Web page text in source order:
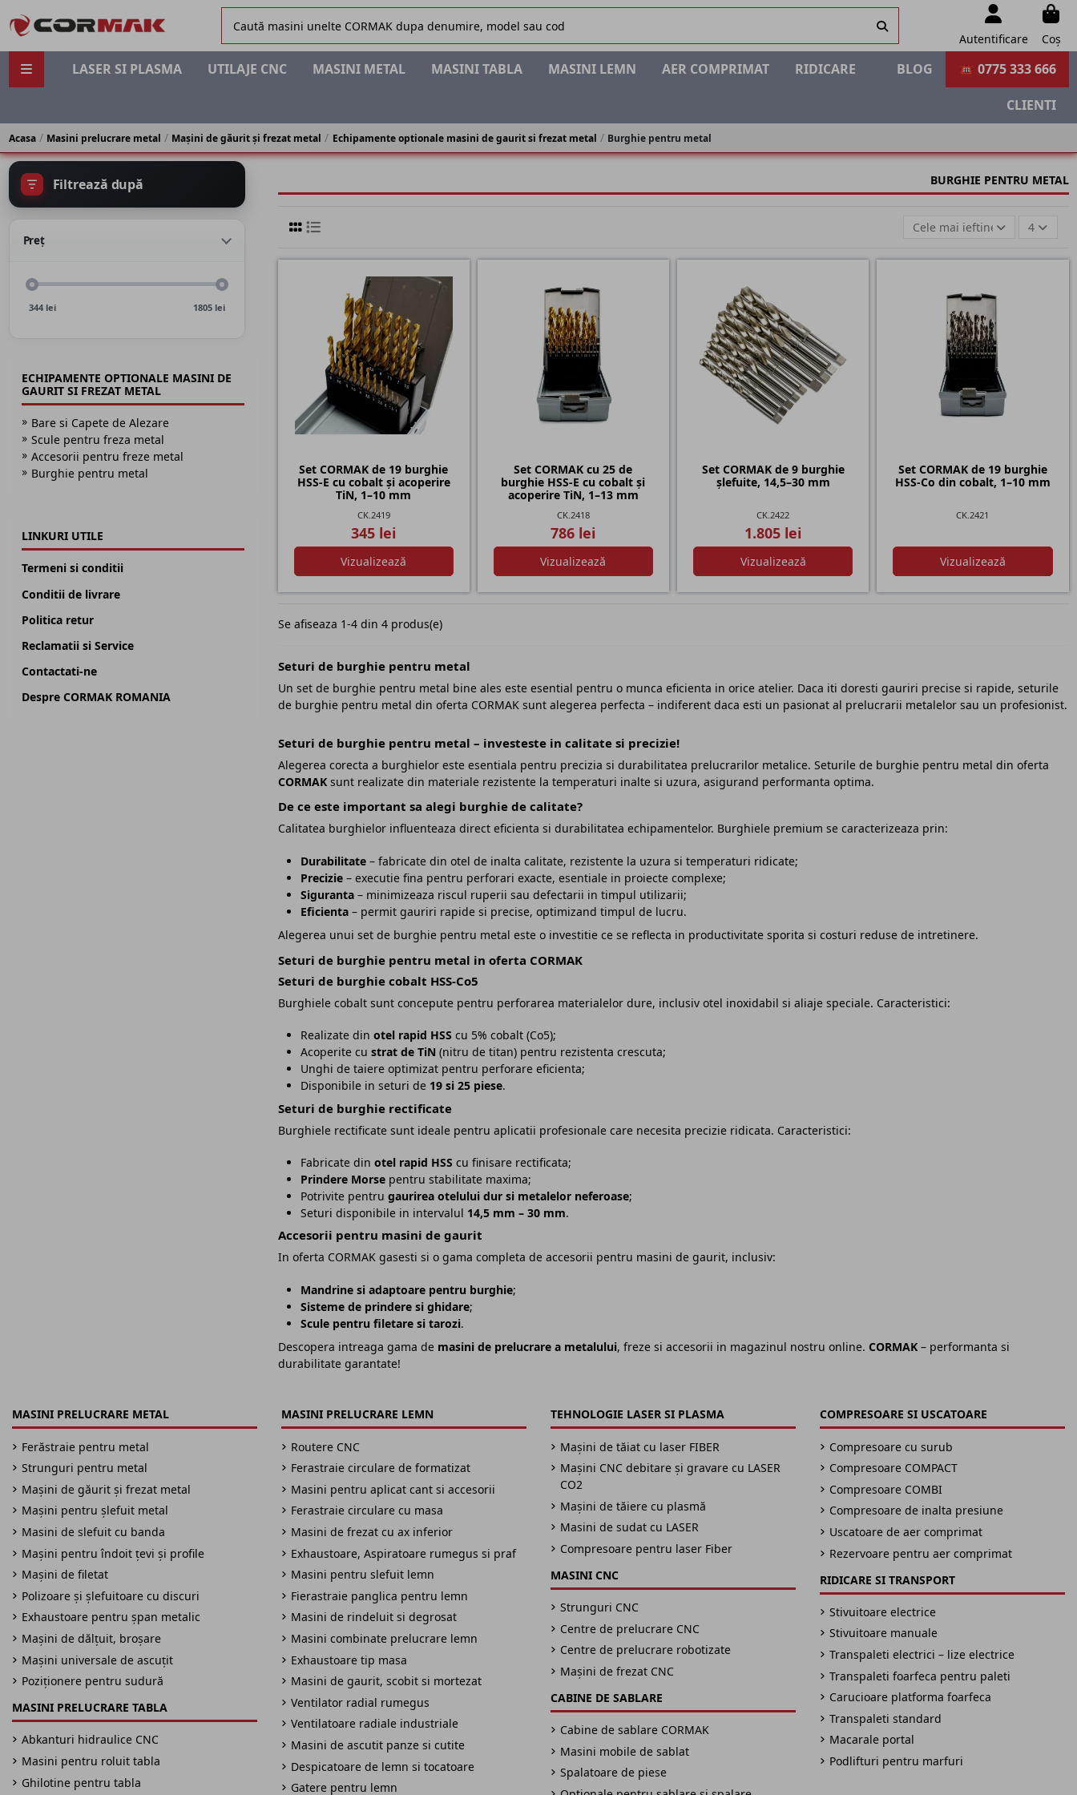
Autentificare Coș
☎ 0775 333 666
LASER SI PLASMA UTILAJE CNC MASINI METAL MASINI TABLA MASINI LEMN AER COMPRIMAT RIDICARE BLOG
CLIENTI
Acasa Masini prelucrare metal Mașini de găurit și frezat metal Echipamente optionale masini de gaurit si frezat metal Burghie pentru metal
BURGHIE PENTRU METAL
Cele mai ieftine 4
Set CORMAK de 19 burghie
HSS-E cu cobalt și acoperire
TiN, 1–10 mm
CK.2419
345 lei
Vizualizează
Set CORMAK cu 25 de
burghie HSS-E cu cobalt și
acoperire TiN, 1–13 mm
CK.2418
786 lei
Vizualizează
Set CORMAK de 9 burghie
șlefuite, 14,5–30 mm
CK.2422
1.805 lei
Vizualizează
Set CORMAK de 19 burghie
HSS-Co din cobalt, 1–10 mm
CK.2421
Vizualizează
Se afiseaza 1-4 din 4 produs(e)
Seturi de burghie pentru metal
Un set de burghie pentru metal bine ales este esential pentru o munca eficienta in orice atelier. Daca iti doresti gauriri precise si rapide, seturile
de burghie pentru metal din oferta CORMAK sunt alegerea perfecta – indiferent daca esti un pasionat al prelucrarii metalelor sau un profesionist.
Seturi de burghie pentru metal – investeste in calitate si precizie!
Alegerea corecta a burghielor este esentiala pentru precizia si durabilitatea prelucrarilor metalice. Seturile de burghie pentru metal din oferta
CORMAKsunt realizate din materiale rezistente la temperaturi inalte si uzura, asigurand performanta optima.
De ce este important sa alegi burghie de calitate?
Calitatea burghielor influenteaza direct eficienta si durabilitatea echipamentelor. Burghiele premium se caracterizeaza prin:
Durabilitate– fabricate din otel de inalta calitate, rezistente la uzura si temperaturi ridicate;
Precizie– executie fina pentru perforari exacte, esentiale in proiecte complexe;
Siguranta– minimizeaza riscul ruperii sau defectarii in timpul utilizarii;
Eficienta– permit gauriri rapide si precise, optimizand timpul de lucru.
Alegerea unui set de burghie pentru metal este o investitie ce se reflecta in productivitate sporita si costuri reduse de intretinere.
Seturi de burghie pentru metal in oferta CORMAK
Seturi de burghie cobalt HSS-Co5
Burghiele cobalt sunt concepute pentru perforarea materialelor dure, inclusiv otel inoxidabil si aliaje speciale. Caracteristici:
Realizate din otel rapid HSS cu 5% cobalt (Co5);
Acoperite cu strat de TiN (nitru de titan) pentru rezistenta crescuta;
Unghi de taiere optimizat pentru perforare eficienta;
Disponibile in seturi de 19 si 25 piese.
Seturi de burghie rectificate
Burghiele rectificate sunt ideale pentru aplicatii profesionale care necesita precizie ridicata. Caracteristici:
Fabricate din otel rapid HSS cu finisare rectificata;
Prindere Morsepentru stabilitate maxima;
Potrivite pentru gaurirea otelului dur si metalelor neferoase;
Seturi disponibile in intervalul 14,5 mm – 30 mm.
Accesorii pentru masini de gaurit
In oferta CORMAK gasesti si o gama completa de accesorii pentru masini de gaurit, inclusiv:
Mandrine si adaptoare pentru burghie;
Sisteme de prindere si ghidare;
Scule pentru filetare si tarozi.
Descopera intreaga gama de masini de prelucrare a metalului, freze si accesorii in magazinul nostru online. CORMAK– performanta si
durabilitate garantate!
Filtrează după
Preț
344lei 1805 lei
ECHIPAMENTE OPTIONALE MASINI DE
GAURIT SI FREZAT METAL
Bare si Capete de Alezare
Scule pentru freza metal
Accesorii pentru freze metal
Burghie pentru metal
LINKURI UTILE
Termeni si conditii
Conditii de livrare
Politica retur
Reclamatii si Service
Contactati-ne
Despre CORMAK ROMANIA
MASINI PRELUCRARE METAL
Ferăstraie pentru metal
Strunguri pentru metal
Mașini de găurit și frezat metal
Mașini pentru șlefuit metal
Masini de slefuit cu banda
Mașini pentru îndoit țevi și profile
Mașini de filetat
Polizoare și șlefuitoare cu discuri
Exhaustoare pentru șpan metalic
Mașini de dălțuit, broșare
Mașini universale de ascuțit
Poziționere pentru sudură
MASINI PRELUCRARE TABLA
Abkanturi hidraulice CNC
Masini pentru roluit tabla
Ghilotine pentru tabla
MASINI PRELUCRARE LEMN
Routere CNC
Ferastraie circulare de formatizat
Masini pentru aplicat cant si accesorii
Ferastraie circulare cu masa
Masini de frezat cu ax inferior
Exhaustoare, Aspiratoare rumegus si praf
Masini pentru slefuit lemn
Fierastraie panglica pentru lemn
Masini de rindeluit si degrosat
Masini combinate prelucrare lemn
Exhaustoare tip masa
Masini de gaurit, scobit si mortezat
Ventilator radial rumegus
Ventilatoare radiale industriale
Masini de ascutit panze si cutite
Despicatoare de lemn si tocatoare
Gatere pentru lemn
TEHNOLOGIE LASER SI PLASMA
Mașini de tăiat cu laser FIBER
Mașini CNC debitare și gravare cu LASER
CO2
Mașini de tăiere cu plasmă
Masini de sudat cu LASER
Compresoare pentru laser Fiber
MASINI CNC
Strunguri CNC
Centre de prelucrare CNC
Centre de prelucrare robotizate
Mașini de frezat CNC
CABINE DE SABLARE
Cabine de sablare CORMAK
Masini mobile de sablat
Spalatoare de piese
COMPRESOARE SI USCATOARE
Compresoare cu surub
Compresoare COMPACT
Compresoare COMBI
Compresoare de inalta presiune
Uscatoare de aer comprimat
Rezervoare pentru aer comprimat
RIDICARE SI TRANSPORT
Stivuitoare electrice
Stivuitoare manuale
Transpaleti electrici – lize electrice
Transpaleti foarfeca pentru paleti
Carucioare platforma foarfeca
Transpaleti standard
Macarale portal
Podlifturi pentru marfuri